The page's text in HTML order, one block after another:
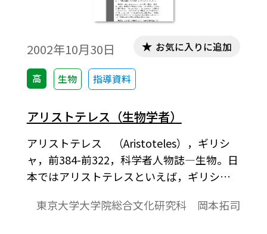
2002年10月30日
高 生物 指導資料
お気に入りに追加
アリストテレス（生物学者）
アリストテレス （Aristoteles），ギリシ
ャ，前384-前322，科学者人物誌―生物。日
本ではアリストテレスといえば，ギリシア
に動物学の始祖でもあることを知っていれ
東京大学大学院総合文化研究科 岡本拓司